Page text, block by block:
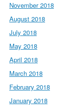
November 2018
August 2018
July 2018
May 2018
April 2018
March 2018
February 2018
January 2018